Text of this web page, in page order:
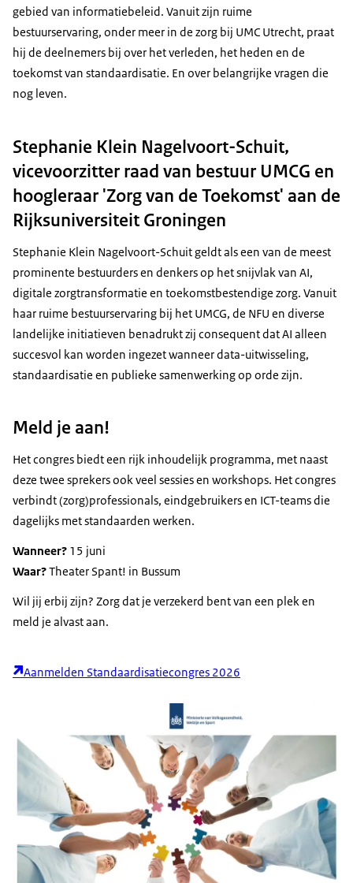
gebied van informatiebeleid. Vanuit zijn ruime
bestuurservaring, onder meer in de zorg bij UMC Utrecht, praat
hij de deelnemers bij over het verleden, het heden en de
toekomst van standaardisatie. En over belangrijke vragen die
nog leven.
Stephanie Klein Nagelvoort-Schuit,
vicevoorzitter raad van bestuur UMCG en
hoogleraar 'Zorg van de Toekomst' aan de
Rijksuniversiteit Groningen
Stephanie Klein Nagelvoort-Schuit geldt als een van de meest
prominente bestuurders en denkers op het snijvlak van AI,
digitale zorgtransformatie en toekomstbestendige zorg. Vanuit
haar ruime bestuurservaring bij het UMCG, de NFU en diverse
landelijke initiatieven benadrukt zij consequent dat AI alleen
succesvol kan worden ingezet wanneer data-uitwisseling,
standaardisatie en publieke samenwerking op orde zijn.
Meld je aan!
Het congres biedt een rijk inhoudelijk programma, met naast
deze twee sprekers ook veel sessies en workshops. Het congres
verbindt (zorg)professionals, eindgebruikers en ICT-teams die
dagelijks met standaarden werken.
Wanneer? 15 juni
Waar?Theater Spant! in Bussum
Wil jij erbij zijn? Zorg dat je verzekerd bent van een plek en
meld je alvast aan.
Aanmelden Standaardisatiecongres 2026